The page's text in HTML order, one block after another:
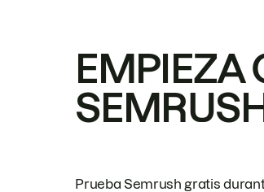
EMPIEZA
Prueba Semrush gratis